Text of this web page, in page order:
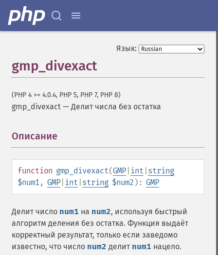
Язык:
gmp_divexact
(PHP 4 >= 4.0.4, PHP 5, PHP 7, PHP 8)
gmp_divexact —Делит числа без остатка
Описание
function gmp_divexact(GMP int string
$num1, GMP int string $num2 ): GMP
Делит число num1 на num2, используя быстрый
алгоритм деления без остатка. Функция выдаёт
корректный результат, только если заведомо
известно, что число num2 делит num1 нацело.